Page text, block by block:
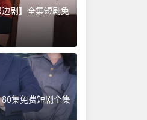
边剧】全集短剧免
80集免费短剧全集